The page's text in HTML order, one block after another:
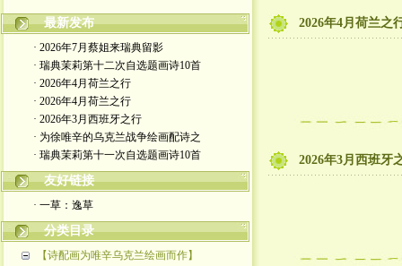
最新发布
· 2026年7月蔡姐来瑞典留影
· 瑞典茉莉第十二次自选题画诗10首
· 2026年4月荷兰之行
· 2026年4月荷兰之行
· 2026年3月西班牙之行
· 为徐唯辛的乌克兰战争绘画配诗之
· 瑞典茉莉第十一次自选题画诗10首
友好链接
· 一草：逸草
分类目录
【诗配画为唯辛乌克兰绘画而作】
2026年4月荷兰之
2026年3月西班牙